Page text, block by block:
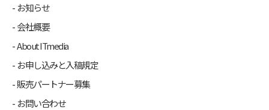
お知らせ
会社概要
About ITmedia
お申し込みと入稿規定
販売パートナー募集
お問い合わせ